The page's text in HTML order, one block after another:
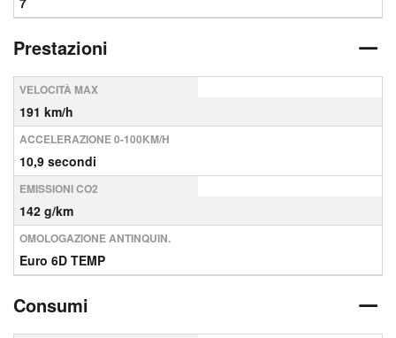
Prestazioni
VELOCITÀ MAX
191 km/h
ACCELERAZIONE 0-100KM/H
10,9 secondi
EMISSIONI CO2
142 g/km
OMOLOGAZIONE ANTINQUIN.
Euro 6D TEMP
Consumi